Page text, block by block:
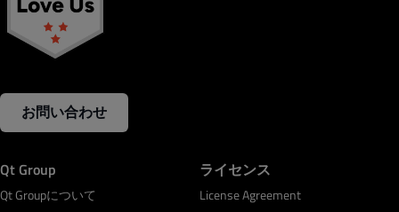
お問い合わせ
Qt Group
Qt Groupについて
ライセンス
License Agreement